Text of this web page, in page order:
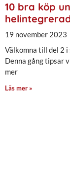
10 bra köp
19 november 2023
Välkomna till del 2 i
Denna gång tipsar
mer
Läs mer »